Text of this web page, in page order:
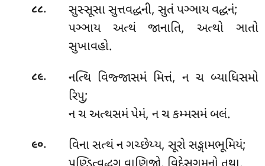
૮૮. સુસ્સૂસાસુત્તવદ્ધની, સુતં પઞ્ઞાય વદ્ધનં;
પઞ્ઞાય અત્થં જાનાતિ, અત્થો ઞાતો
સુખાવહો.
૮૯. નત્થિ વિજ્જાસમં મિત્તં, ન ચ બ્યાધિસમો
રિપુ;
ન ચ અત્થસમં પેમં, ન ચ કમ્મસમં બલં.
૯૦.
વિના સત્થં ન ગચ્છેય્ય, સૂરો સઙ્ગામભૂમિયં;